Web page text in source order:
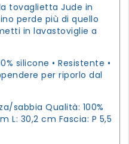
tovaglietta Jude in
perde più di quello
in lavastoviglie a
silicone • Resistente •
per riporlo dal
sabbia Qualità: 100%
L: 30,2 cm Fascia: P 5,5